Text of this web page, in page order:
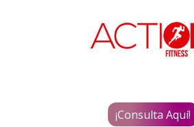
¡Consulta Aquí!